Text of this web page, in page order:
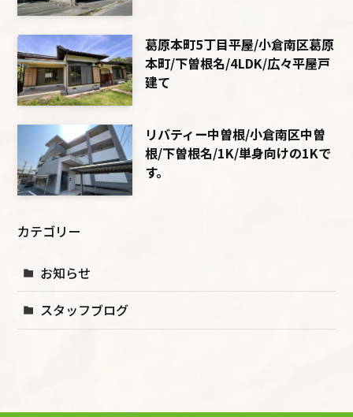
葛原本町5丁目平屋/小倉南区葛原
本町/下曽根名/4LDK/広々平屋戸
建て
リバティー中曽根/小倉南区中曽
根/下曽根名/1K/単身向けの1Kで
す。
カテゴリー
お知らせ
スタッフブログ